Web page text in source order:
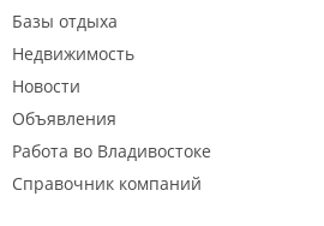
Базы отдыха
Недвижимость
Новости
Объявления
Работа во Владивостоке
Справочник компаний